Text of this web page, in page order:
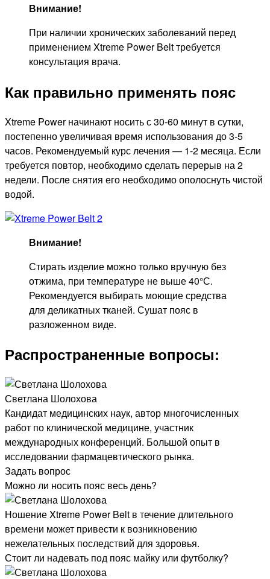
Внимание!
При наличии хронических заболеваний перед
применением Xtreme Power Belt требуется
консультация врача.
Как правильно применять пояс
Xtreme Power начинают носить с 30-60 минут в сутки,
постепенно увеличивая время использования до 3-5
часов. Рекомендуемый курс лечения — 1-2 месяца. Если
требуется повтор, необходимо сделать перерыв на 2
недели. После снятия его необходимо ополоснуть чистой
водой.
Внимание!
Стирать изделие можно только вручную без
отжима, при температуре не выше 40°С.
Рекомендуется выбирать моющие средства
для деликатных тканей. Сушат пояс в
разложенном виде.
Распространенные вопросы:
Светлана Шолохова
Кандидат медицинских наук, автор многочисленных
работ по клинической медицине, участник
международных конференций. Большой опыт в
исследовании фармацевтического рынка.
Задать вопрос
Можно ли носить пояс весь день?
Ношение Xtreme Power Belt в течение длительного
времени может привести к возникновению
нежелательных последствий для здоровья.
Стоит ли надевать под пояс майку или футболку?